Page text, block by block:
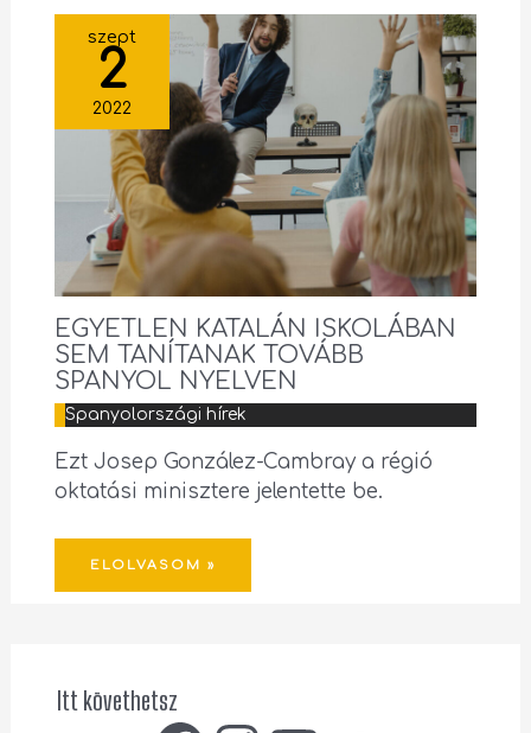
szept
2
2022
EGYETLEN KATALÁN ISKOLÁBAN
SEM TANÍTANAK TOVÁBB
SPANYOL NYELVEN
Spanyolországi hírek
Ezt Josep González-Cambray a régió
oktatási minisztere jelentette be.
ELOLVASOM »
Itt követhetsz